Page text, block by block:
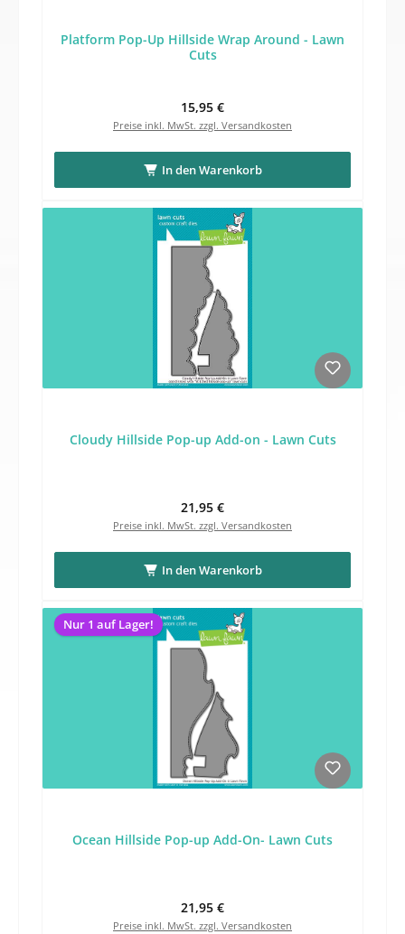
Platform Pop-Up Hillside Wrap Around - Lawn
Cuts
Regulärer Preis:
15,95 €
Preise inkl. MwSt. zzgl. Versandkosten
In den Warenkorb
Cloudy Hillside Pop-up Add-on - Lawn Cuts
Regulärer Preis:
21,95 €
Preise inkl. MwSt. zzgl. Versandkosten
In den Warenkorb
Nur 1 auf Lager!
Ocean Hillside Pop-up Add-On- Lawn Cuts
Regulärer Preis:
21,95 €
Preise inkl. MwSt. zzgl. Versandkosten